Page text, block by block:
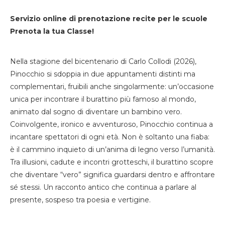
Servizio online di prenotazione recite per le scuole
Prenota la tua Classe!
Nella stagione del bicentenario di Carlo Collodi (2026),
Pinocchio si sdoppia in due appuntamenti distinti ma
complementari, fruibili anche singolarmente: un’occasione
unica per incontrare il burattino più famoso al mondo,
animato dal sogno di diventare un bambino vero.
Coinvolgente, ironico e avventuroso, Pinocchio continua a
incantare spettatori di ogni età. Non è soltanto una fiaba:
è il cammino inquieto di un’anima di legno verso l’umanità.
Tra illusioni, cadute e incontri grotteschi, il burattino scopre
che diventare “vero” significa guardarsi dentro e affrontare
sé stessi. Un racconto antico che continua a parlare al
presente, sospeso tra poesia e vertigine.